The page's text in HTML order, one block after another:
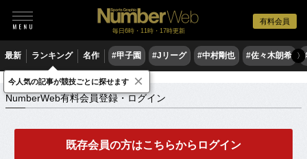
有料会員
毎日6時・11時・17時更新
最新 ランキング 名作 #甲子園 #Jリーグ #中村剛也 #佐々木朗希 〉
NumberWeb有料会員登録・ログイン
NumberWeb有料会員登録・ログイン
既存会員の方はこちらからログイン
今人気の記事が競技ごとに探せます ×